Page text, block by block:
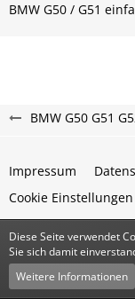
BMW G50 / G51
Impressum
Cookie Einstellungen
Diese Seite verwendet
Sie sich damit
Weitere Informationen